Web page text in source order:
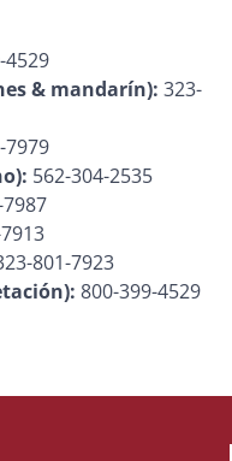
4529
& mandarín): 323-
7979
562-304-2535
801-7923
800-399-4529